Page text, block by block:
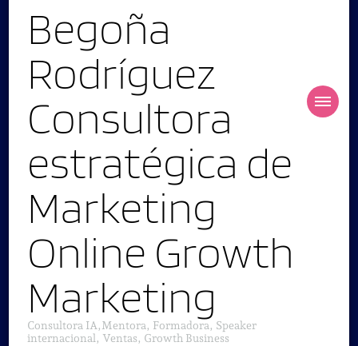
Begoña
Rodríguez
Consultora
estratégica de
Marketing
Online Growth
Marketing
Consultora IA,Mentora, Formadora, Speaker
internacional, Ventas, Growth Business